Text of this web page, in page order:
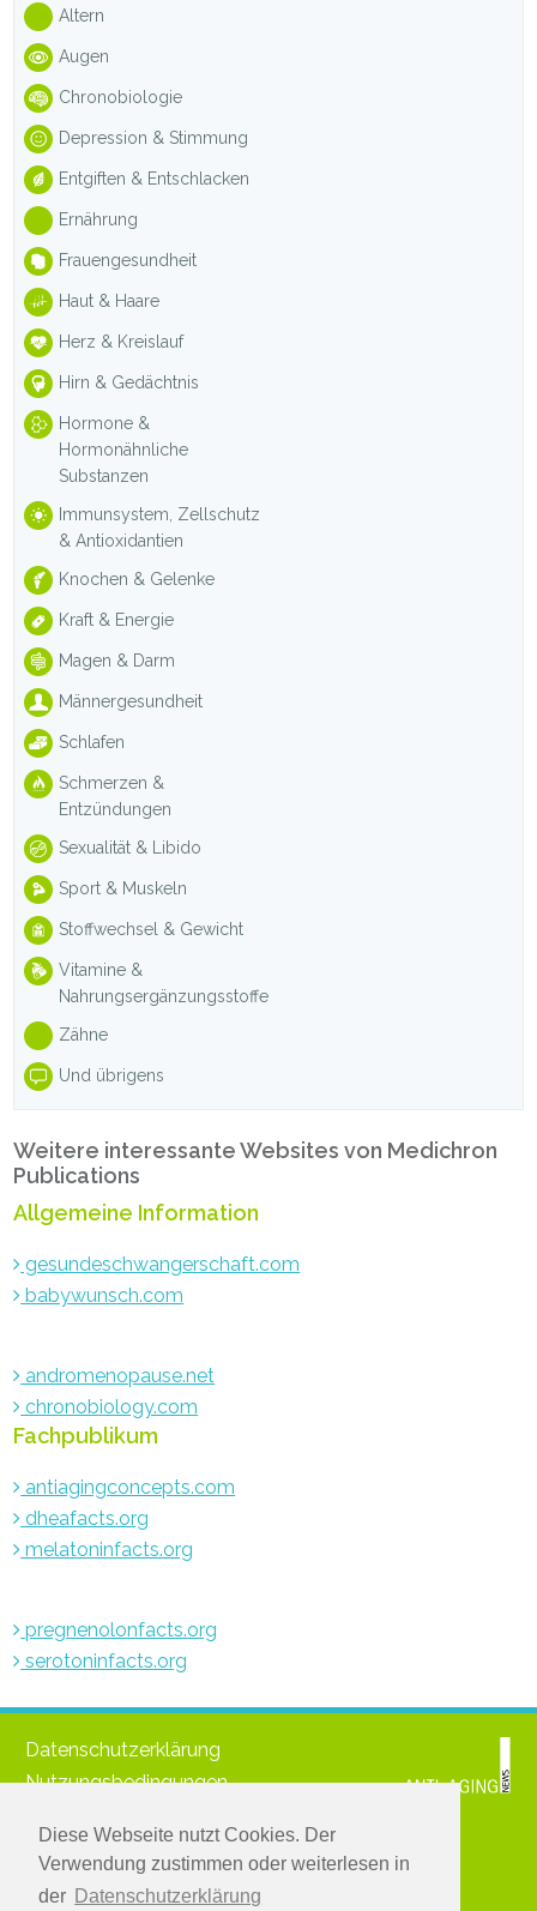
Diese Webseite nutzt Cookies. Der
Verwendung zustimmen oder weiterlesen in
der Datenschutzerklärung
Altern
Augen
Chronobiologie
Depression & Stimmung
Entgiften & Entschlacken
Ernährung
Frauengesundheit
Haut & Haare
Herz & Kreislauf
Hirn & Gedächtnis
Hormone &
Hormonähnliche
Substanzen
Immunsystem, Zellschutz
& Antioxidantien
Knochen & Gelenke
Kraft & Energie
Magen & Darm
Männergesundheit
Schlafen
Schmerzen &
Entzündungen
Sexualität & Libido
Sport & Muskeln
Stoffwechsel & Gewicht
Vitamine &
Nahrungsergänzungsstoffe
Zähne
Und übrigens
Weitere interessante Websites von Medichron
Publications
Allgemeine Information
gesundeschwangerschaft.com
babywunsch.com
andromenopause.net
chronobiology.com
Fachpublikum
antiagingconcepts.com
dheafacts.org
melatoninfacts.org
pregnenolonfacts.org
serotoninfacts.org
Datenschutzerklärung
Nutzungsbedingungen
© 2021 www.medichronpublications.com
Greifen Sie zu: